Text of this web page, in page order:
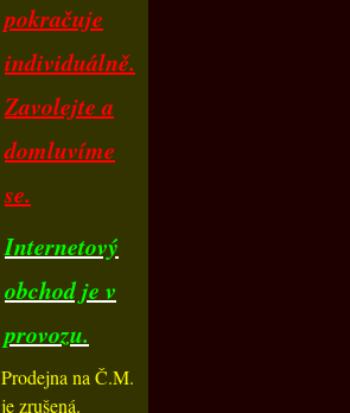
pokračuje
individuálně.
Zavolejte a
domluvíme
se.
Internetový
obchod je v
provozu.
Prodejna na Č.M.
je zrušená.